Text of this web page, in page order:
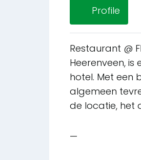
Profile
Restaurant @
Heerenveen,
hotel. Met een
algemeen
de locatie, het
—